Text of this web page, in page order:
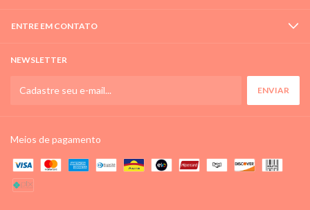
ENTRE EM CONTATO
NEWSLETTER
Meios de pagamento